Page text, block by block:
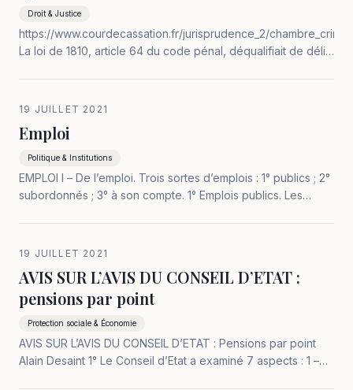
Droit & Justice
https://www.courdecassation.fr/jurisprudence_2/
La loi de 1810, article 64 du code pénal, déqualifiait de délits
19 JUILLET 2021
Emploi
Politique & Institutions
EMPLOI I – De l’emploi. Trois sortes d’emplois : 1° publics ; 2°
subordonnés ; 3° à son compte. 1° Emplois publics. Les
sont…
19 JUILLET 2021
AVIS SUR L’AVIS DU CONSEIL D’ETAT :
pensions par point
Protection sociale & Économie
AVIS SUR L’AVIS DU CONSEIL D’ETAT : Pensions par point
Alain Desaint 1° Le Conseil d’Etat a examiné 7 aspects : 1 –